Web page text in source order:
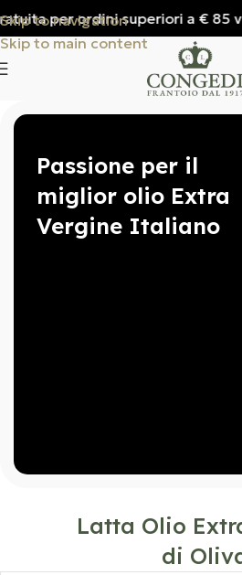
Skip to navigation
Skip to main content
ordini superiori a € 85 valida
Passione per il
miglior olio Extra
Vergine Italiano
Latta Olio
di